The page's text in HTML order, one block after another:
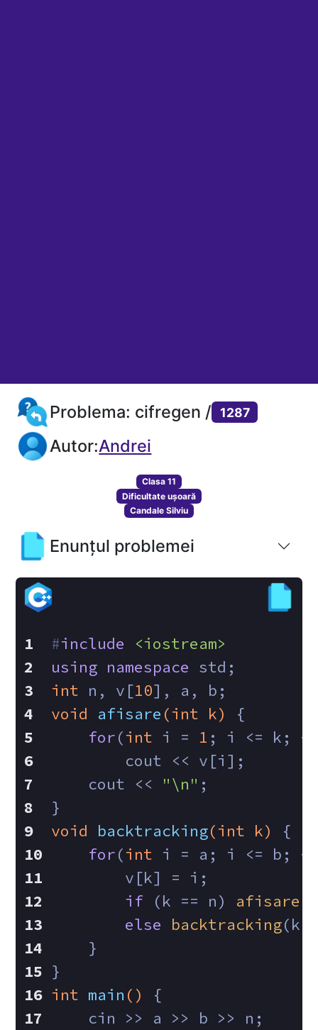
Problema: cifregen / 1287
Autor:Andrei
Clasa 11
Dificultate ușoară
Candale Silviu
Enunțul problemei
#include
<iostream>
using namespace std;
int n, v[10], a, b;
void
afisare (int k)
{
for(int i = 1 ; i <= k;
        cout << v[i];
    cout <<
"\n" ;
}
void
backtracking(int k)
{
for(int i = a; i <= b;
        v[k] = i;
if (k == n) afisare
else
backtracking(k
    }
}
int main ()
{
    cin >> a >> b >> n;